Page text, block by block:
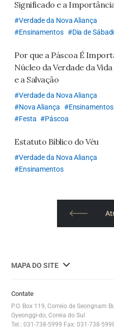
Significado e a
Verdade da Nova Aliança
Ensinamentos
Dia de
Por que a Páscoa É
Núcleo da Verdade da
e a Salvação
Verdade da Nova Aliança
Nova Aliança
Ensinamentos
Festa
Páscoa
Estatuto Bíblico do Véu
Verdade da Nova Aliança
Ensinamentos
MAPA DO SITE 사
맵
전
Contate
P.O. Box 119, Correio de Seongnam
Gyeonggi-do, Coreia do Sul
Tel.: 031-738-5999 Fax: 031-738-